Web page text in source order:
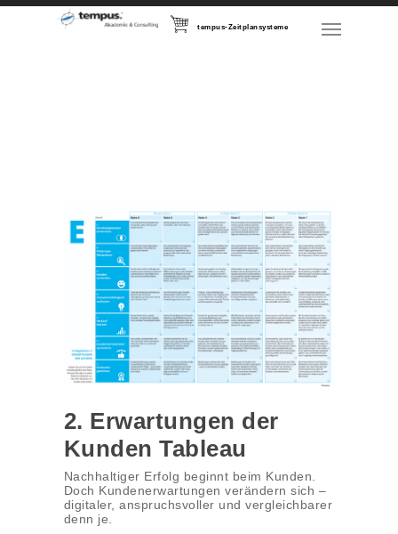
tempus-Zeitplansysteme
2. Erwartungen der
Kunden Tableau
Nachhaltiger Erfolg beginnt beim Kunden.
Doch Kundenerwartungen verändern sich –
digitaler, anspruchsvoller und vergleichbarer
denn je.